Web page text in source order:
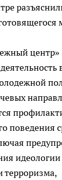
центр»
поведения
идеологии
терроризма,